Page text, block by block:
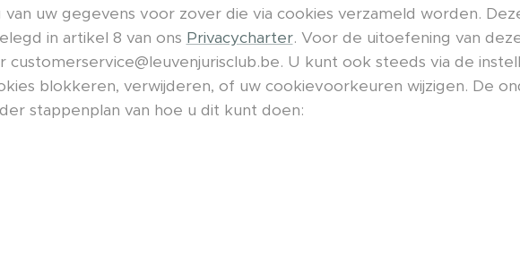
uw gegevens voor zover die via cookies verzameld worden.
in artikel 8 van ons Privacycharter. Voor de uitoefening van
customerservice@leuvenjurisclub.be. U kunt ook steeds via de
blokkeren, verwijderen, of uw cookievoorkeuren wijzigen. De
stappenplan van hoe u dit kunt doen: